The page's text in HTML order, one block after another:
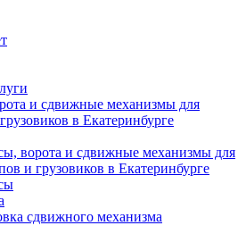
и сдвижные механизмы для
в Екатеринбурге
ворота и сдвижные механизмы для
и грузовиков в Екатеринбурге
сдвижного механизма